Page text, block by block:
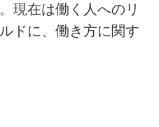
現在は働く人へのリ
ドに、働き方に関す